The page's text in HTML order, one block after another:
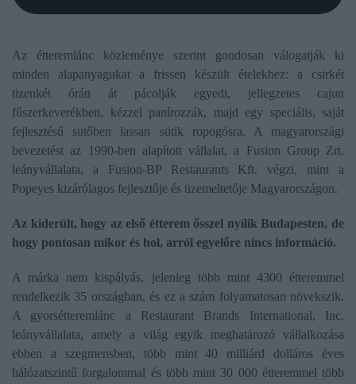
Az étteremlánc közleménye szerint gondosan válogatják ki
minden alapanyagukat a frissen készült ételekhez: a csirkét
tizenkét órán át pácolják egyedi, jellegzetes cajun
fűszerkeverékben, kézzel panírozzák, majd egy speciális, saját
fejlesztésű sütőben lassan sütik ropogósra. A magyarországi
bevezetést az 1990-ben alapított vállalat, a Fusion Group Zrt.
leányvállalata, a Fusion-BP Restaurants Kft. végzi, mint a
Popeyes kizárólagos fejlesztője és üzemeltetője Magyarországon.
Az kiderült, hogy az első étterem ősszel nyílik Budapesten, de
hogy pontosan mikor és hol, arról egyelőre nincs információ.
A márka nem kispályás, jelenleg több mint 4300 étteremmel
rendelkezik 35 országban, és ez a szám folyamatosan növekszik.
A gyorsétteremlánc a Restaurant Brands International, Inc.
leányvállalata, amely a világ egyik meghatározó vállalkozása
ebben a szegmensben, több mint 40 milliárd dolláros éves
hálózatszintű forgalommal és több mint 30 000 étteremmel több